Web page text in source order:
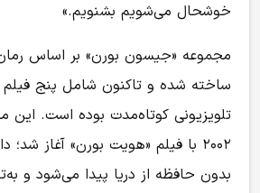
خوشحال می‌شویم بشنویم.»
مجموعه «جیسون بورن» بر اساس
ساخته شده و تاکنون شامل پنج
تلویزیونی کوتاه‌مدت بوده است. این
۲۰۰۲ با فیلم «هویت بورن» آغاز
بدون حافظه از دریا پیدا می‌شود و